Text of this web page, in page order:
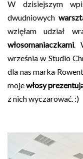
W dzisiejszym
dwudniowych
wzięłam udział
włosomaniaczkami.
września w Studio
dla nas marka
mojewłosy
z nich wyczarować. :)